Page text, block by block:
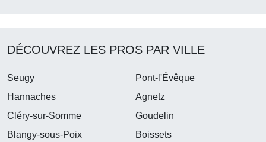
DÉCOUVREZ LES PROS PAR VILLE
Seugy
Pont-l'Évêque
Hannaches
Agnetz
Cléry-sur-Somme
Goudelin
Blangy-sous-Poix
Boissets